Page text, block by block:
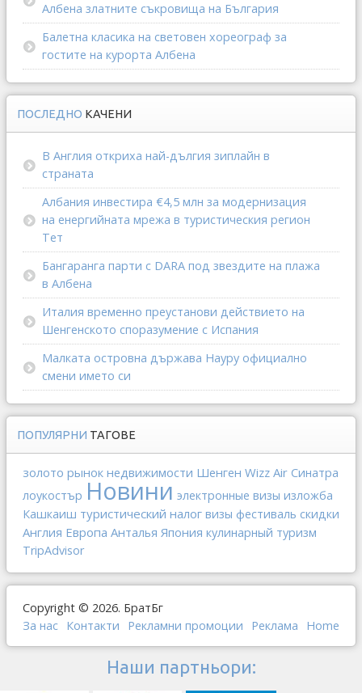
Албена златните съкровища на България
Балетна класика на световен хореограф за
гостите на курорта Албена
ПОСЛЕДНО КАЧЕНИ
В Англия откриха най-дългия зиплайн в
страната
Албания инвестира €4,5 млн за модернизация
на енергийната мрежа в туристическия регион
Тет
Бангаранга парти с DARA под звездите на плажа
в Албена
Италия временно преустанови действието на
Шенгенското споразумение с Испания
Малката островна държава Науру официално
смени името си
ПОПУЛЯРНИ ТАГОВЕ
золото рынок недвижимости Шенген Wizz Air Синатра
лоукостър Новини электронные визы изложба
Кашкаиш туристический налог визы фестиваль скидки
Англия Европа Анталья Япония кулинарный туризм
TripAdvisor
Copyright © 2026. БратБг
За нас Контакти Рекламни промоции Реклама Home
Наши партньори: